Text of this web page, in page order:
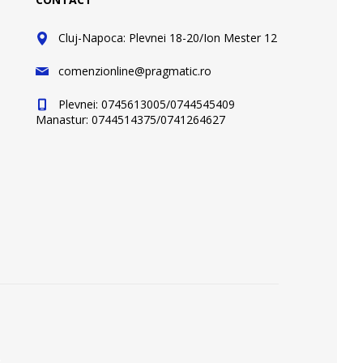
Cluj-Napoca: Plevnei 18-20/Ion Mester 12
comenzionline@pragmatic.ro
Plevnei: 0745613005/0744545409
Manastur: 0744514375/0741264627